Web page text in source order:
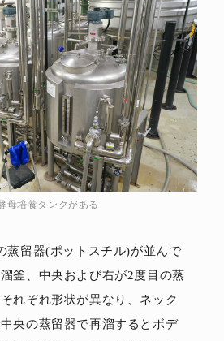
母培養タンクがある
蒸留器(ポットスチル)が並んで
釜、中央および右が2度目の蒸
れぞれ形状が異なり、ネック
央の蒸留器で再溜するとボデ